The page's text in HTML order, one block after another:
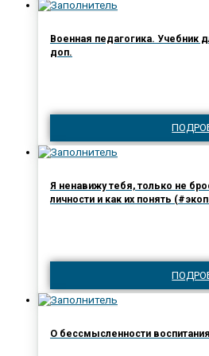
Военная педагогика. Учебник
доп.
Я ненавижу тебя, только не
личности и как их
О бессмысленности